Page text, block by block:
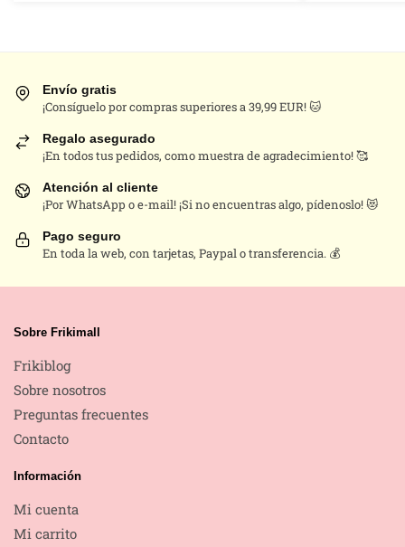
Envío gratis
¡Consíguelo por compras superiores a 39,99 EUR! 🐱
Regalo asegurado
¡En todos tus pedidos, como muestra de agradecimiento! 🥰
Atención al cliente
¡Por WhatsApp o e-mail! ¡Si no encuentras algo, pídenoslo! 😻
Pago seguro
En toda la web, con tarjetas, Paypal o transferencia. 💰
Sobre Frikimall
Frikiblog
Sobre nosotros
Preguntas frecuentes
Contacto
Información
Mi cuenta
Mi carrito